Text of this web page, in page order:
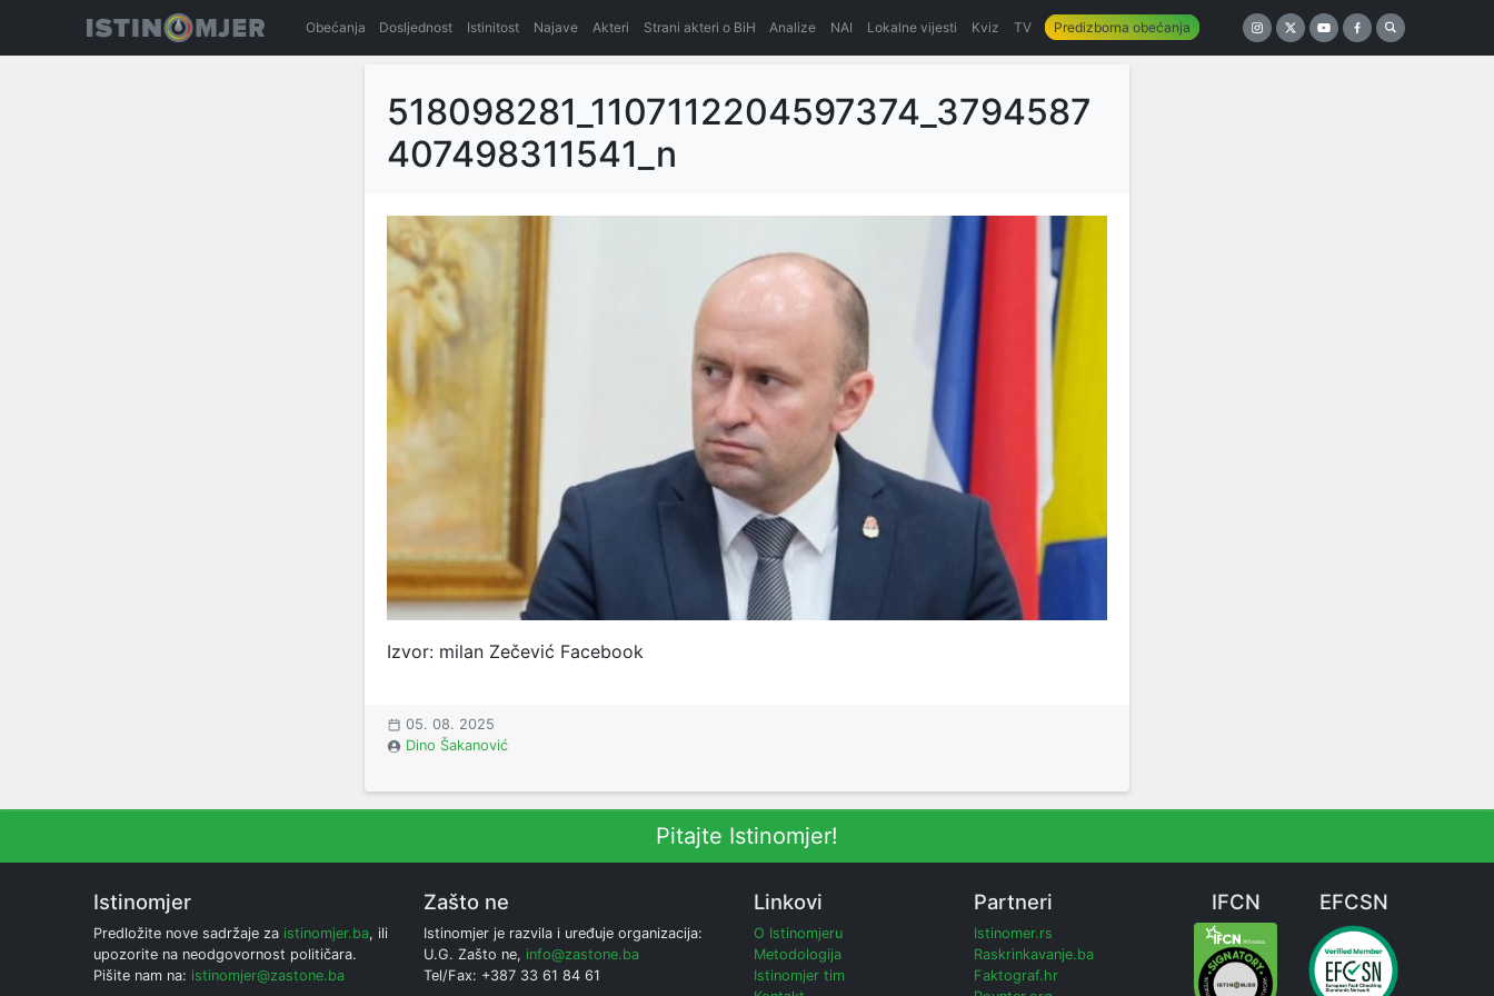
Obećanja Dosljednost Istinitost Najave Akteri Strani akteri o BiH Analize NAI Lokalne vijesti Kviz TV Predizborna obećanja
518098281_1107112204597374_3794587
407498311541_n
Izvor: milan Zečević Facebook
05. 08. 2025
Dino Šakanović
Pitajte Istinomjer!
Istinomjer
Predložite nove sadržaje za istinomjer.ba, ili
upozorite na neodgovornost političara.
Pišite nam na: istinomjer@zastone.ba
Zašto ne
Istinomjer je razvila i uređuje organizacija:
U.G. Zašto ne, info@zastone.ba
Tel/Fax: +387 33 61 84 61
Linkovi
O Istinomjeru
Metodologija
Istinomjer tim
Partneri
Istinomer.rs
Raskrinkavanje.ba
Faktograf.hr
IFCN EFCSN